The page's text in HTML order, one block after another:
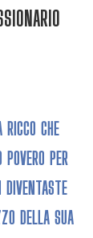
CHE
PER
DIVENTASTE
DELLA SUA